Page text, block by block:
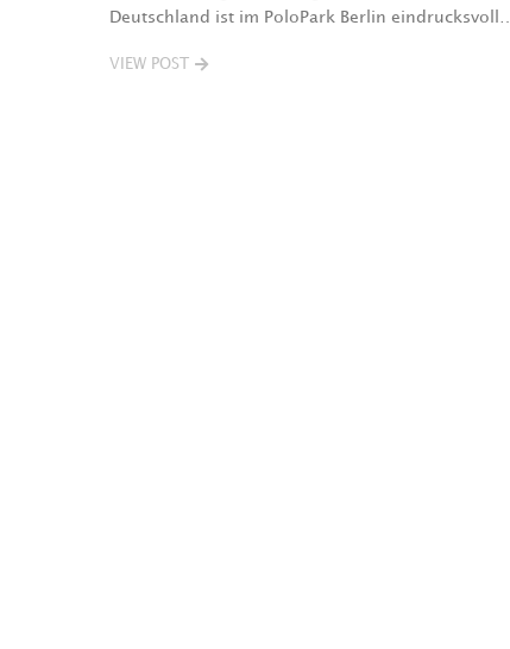
Deutschland ist im PoloPark Berlin eindrucksvoll…
VIEW POST